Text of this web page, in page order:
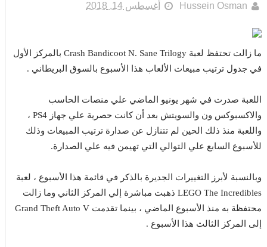
Hussein Osman أغسطس 14, 2018
ما زالت تحتفظ لعبة Crash Bandicoot N. Sane Trilogy بالمركز الأول
في جدول ترتيب مبيعات الألعاب هذا الأسبوع بالسوق البريطاني .
اللعبة صدرت في شهر يونيو الماضي علي منصات الحاسب
والاكسبوكس ون والسويتش بعد أن كانت حصرية علي جهاز PS4 ،
واللعبة منذ ذلك الحين لم تتنازل عن صدارة ترتيب المبيعات وذلك
للأسبوع السابع علي التوالي التي تهيمن فيه علي الصدارة.
وبالنسبة لأبرز التغييرات الجديرة بالذكر في قائمة هذا الأسبوع ، لعبة
LEGO The Incredibles ذهبت مباشرة إلي المركز الثاني وما زالت
محتفظة به منذ الأسبوع الماضي ، بينما تقدمت Grand Theft Auto V
إلى المركز الثالث هذا الأسبوع .